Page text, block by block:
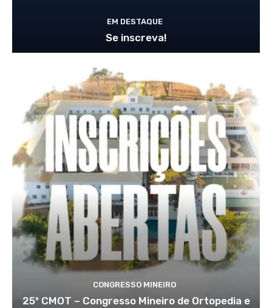
EM DESTAQUE
Se inscreva!
CONGRESSO MINEIRO
25º CMOT – Congresso Mineiro de Ortopedia e